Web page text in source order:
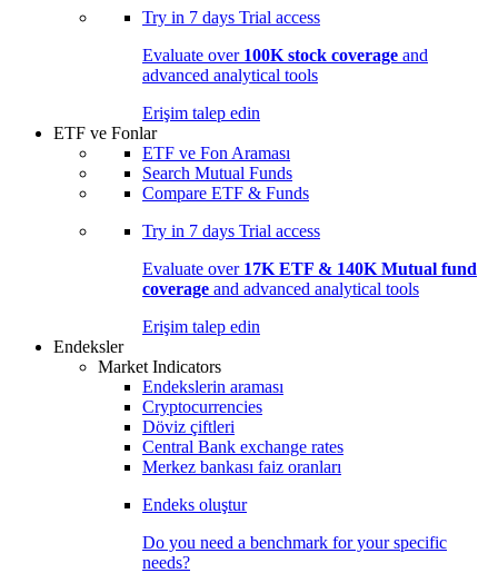
Try in 7 days Trial access
Evaluate over 100K stock coverage and
advanced analytical tools
Erişim talep edin
ETF ve Fonlar
ETF ve Fon Araması
Search Mutual Funds
Compare ETF & Funds
Try in 7 days Trial access
Evaluate over 17K ETF & 140K Mutual fund
coverage and advanced analytical tools
Erişim talep edin
Endeksler
Market Indicators
Endekslerin araması
Cryptocurrencies
Döviz çiftleri
Central Bank exchange rates
Merkez bankası faiz oranları
Endeks oluştur
Do you need a benchmark for your specific
needs?